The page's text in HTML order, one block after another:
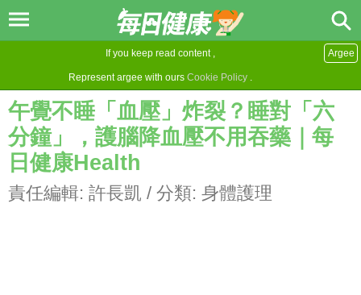
If you keep read content ,
Represent argee with ours Cookie Policy .
Argee
午覺不睡「血壓」炸裂？睡對「六
分鐘」，護腦降血壓不用吞藥｜每
日健康Health
責任編輯: 許長凱 / 分類: 身體護理